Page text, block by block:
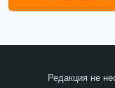
Редакция не